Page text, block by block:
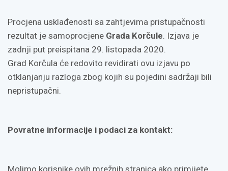
Procjena usklađenosti sa zahtjevima pristupačnosti
rezultat je samoprocjene Grada Korčule. Izjava je
zadnji put preispitana 29. listopada 2020.
Grad Korčula će redovito revidirati ovu izjavu po
otklanjanju razloga zbog kojih su pojedini sadržaji bili
nepristupačni.
Povratne informacije i podaci za kontakt:
Molimo korisnike ovih mrežnih stranica ako primijete